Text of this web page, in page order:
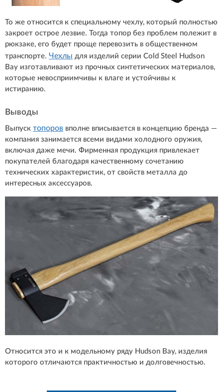
То же относится к специальному чехлу, который полностью
закроет острое лезвие. Тогда топор без проблем полежит в
рюкзаке, его будет проще перевозить в общественном
транспорте. Чехлы для изделий серии Cold Steel Hudson
Bay изготавливают из прочных синтетических материалов,
которые невосприимчивы к влаге и устойчивы к
истиранию.
Выводы
Выпуск топоров вполне вписывается в концепцию бренда —
компания занимается всеми видами холодного оружия,
включая даже мечи. Фирменная продукция привлекает
покупателей благодаря качественному сочетанию
технических характеристик, от свойств металла до
интересных аксессуаров.
Относится это и к модельному ряду Hudson Bay, изделия
которого отличаются практичностью и долговечностью.